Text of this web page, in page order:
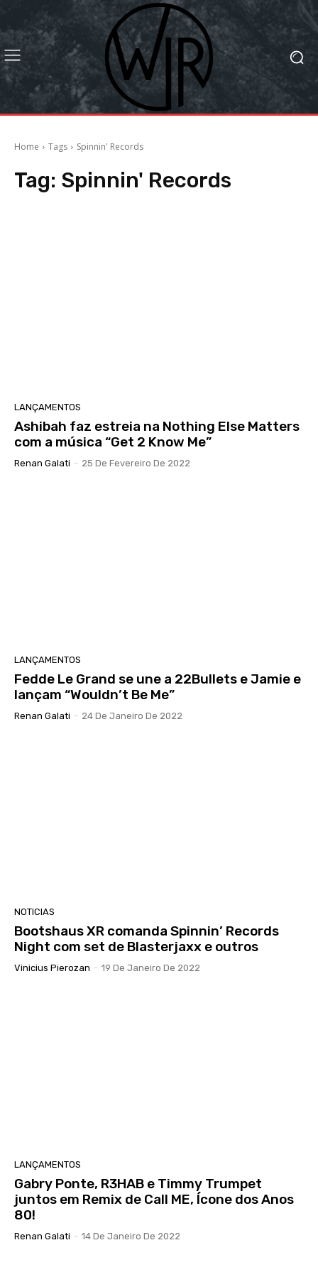
Home Tags Spinnin' Records
Tag: Spinnin' Records
LANÇAMENTOS
Ashibah faz estreia na Nothing Else Matters
com a música “Get 2 Know Me”
Renan Galati - 25 De Fevereiro De 2022
LANÇAMENTOS
Fedde Le Grand se une a 22Bullets e Jamie e
lançam “Wouldn’t Be Me”
Renan Galati - 24 De Janeiro De 2022
NOTICIAS
Bootshaus XR comanda Spinnin’ Records
Night com set de Blasterjaxx e outros
Vinicius Pierozan - 19 De Janeiro De 2022
LANÇAMENTOS
Gabry Ponte, R3HAB e Timmy Trumpet
juntos em Remix de Call ME, Ícone dos Anos
80!
Renan Galati - 14 De Janeiro De 2022